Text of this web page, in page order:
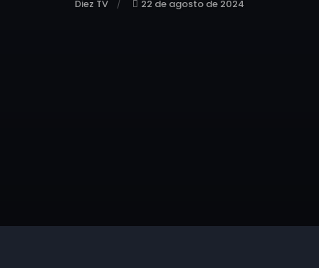
Diez TV 22 de agosto de 2024